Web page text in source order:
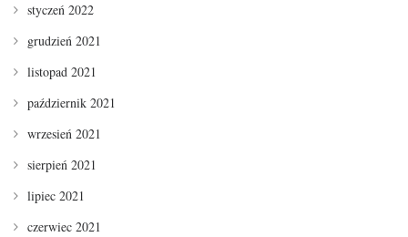
styczeń 2022
grudzień 2021
listopad 2021
październik 2021
wrzesień 2021
sierpień 2021
lipiec 2021
czerwiec 2021